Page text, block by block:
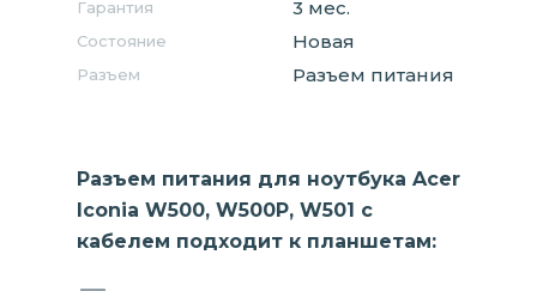
Гарантия 3 мес.
Состояние Новая
Разъем Разъем питания
Разъем питания для ноутбука Acer
Iconia W500, W500P, W501 с
кабелем подходит к планшетам: